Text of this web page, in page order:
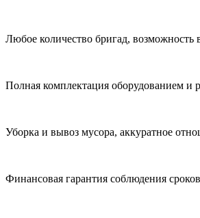
Любое количество бригад, возможность
Полная комплектация оборудованием и
Уборка и вывоз мусора, аккуратное
Финансовая гарантия соблюдения